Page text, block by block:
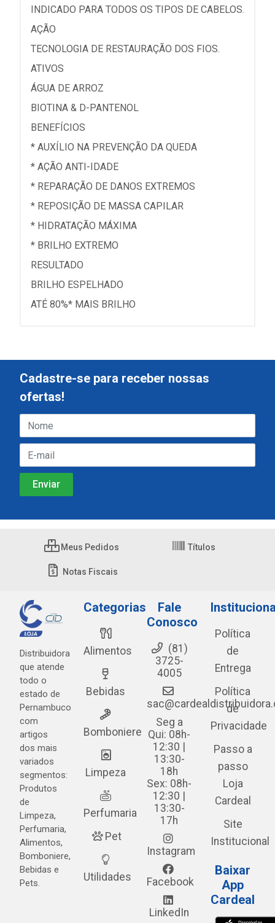
INDICADO PARA TODOS OS TIPOS DE CABELOS.
AÇÃO
TECNOLOGIA DE RESTAURAÇÃO DOS FIOS.
ATIVOS
ÁGUA DE ARROZ
BIOTINA & D-PANTENOL
BENEFÍCIOS
* AUXÍLIO NA PREVENÇÃO DA QUEDA
* AÇÃO ANTI-IDADE
* REPARAÇÃO DE DANOS EXTREMOS
* REPOSIÇÃO DE MASSA CAPILAR
* HIDRATAÇÃO MÁXIMA
* BRILHO EXTREMO
RESULTADO
BRILHO ESPELHADO
ATÉ 80%* MAIS BRILHO
Cadastre-se para receber nossas
ofertas!
Meus Pedidos Títulos
Notas Fiscais
Distribuidora
que atende
todo o
estado de
Pernambuco
com
artigos
dos mais
variados
segmentos:
Produtos
de
Limpeza,
Perfumaria,
Alimentos,
Bomboniere,
Bebidas e
Pets.
Categorias
Alimentos
Bebidas
Bomboniere
Limpeza
Perfumaria
Pet
Utilidades
Fale
Conosco
(81)
3725-
4005
Seg a
Qui: 08h-
12:30 |
13:30-
18h
Sex: 08h-
12:30 |
13:30-
17h
Instagram
Facebook
LinkedIn
Política
de
Entrega
Política
de
Privacidade
Passo a
passo
Loja
Cardeal
Site
Institucional
Baixar
App
Cardeal